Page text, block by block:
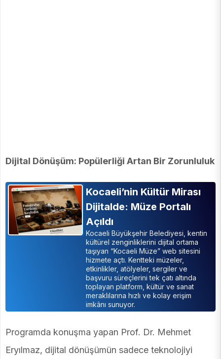
Dijital Dönüşüm: Popülerliği Artan Bir Zorunluluk
Kocaeli’nin Kültür Mirası
Dijitalde: Müze Portalı
Açıldı
Kocaeli Büyükşehir Belediyesi, kentin
kültürel zenginliklerini dijital ortama
taşıyan “Kocaeli Müze” web sitesini
hizmete açtı. Kentteki müzeler,
etkinlikler, atölyeler, sergiler ve
başvuru süreçlerini tek çatı altında
toplayan platform, kültür ve sanat
meraklılarına hızlı ve kolay erişim
imkânı sunuyor.
Programda konuşma yapan Prof. Dr. Mehmet
Eryılmaz, dijital dönüşümün sadece teknolojiyi